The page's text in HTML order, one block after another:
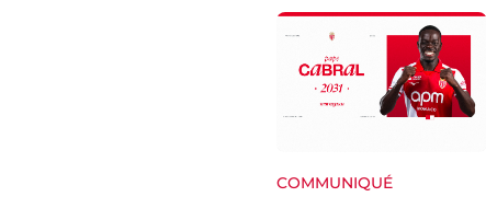
COMMUNIQUÉ